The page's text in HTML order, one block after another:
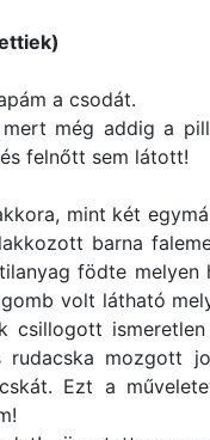
a csodát.
még addig a
felnőtt sem látott!
mint két
barna
födte
volt látható
csillogott
mozgott
Ezt a